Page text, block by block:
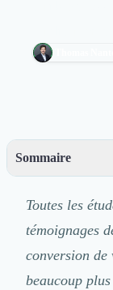
Découvrir
Découvrir le média
Cabinet de
Intérim
Teambuilding
Conseil en
Gestion paie
Qualité de Vie au
Sommaire
– Les témoignages
– Les témoignages
– Les témoignages
Toutes les
témoignages
conversion de
beaucoup